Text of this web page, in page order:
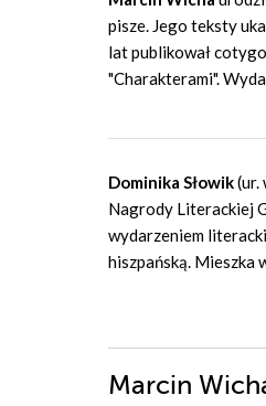
pisze. Jego teksty
lat publikował
"Charakterami".
Dominika Słowik(ur.
Nagrody Literackiej
wydarzeniem
hiszpańską. Mieszka
Marcin